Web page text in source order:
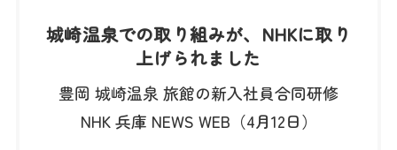
城崎温泉での取り組みが、NHKに取り
上げられました
豊岡 城崎温泉 旅館の新入社員合同研修
NHK 兵庫 NEWS WEB（4月12日）